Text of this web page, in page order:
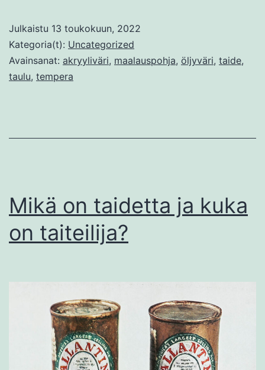
Julkaistu 13 toukokuun, 2022
Kategoria(t): Uncategorized
Avainsanat: akryyliväri, maalauspohja, öljyväri, taide,
taulu, tempera
Mikä on taidetta ja kuka
on taiteilija?